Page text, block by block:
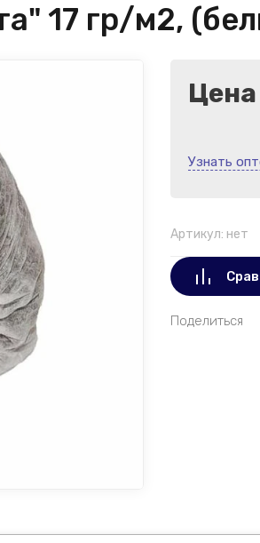
17 гр/м2,
Цена
Узнать
Артикул: нет
Поделиться